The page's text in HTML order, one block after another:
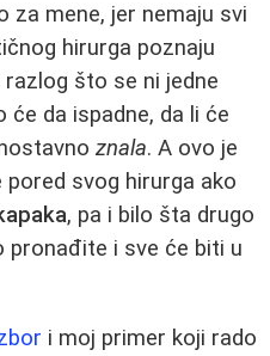
za mene, jer nemaju svi
hirurga poznaju
što se ni jedne
će da ispadne, da li će
znala. A ovo je
svog hirurga ako
, pa i bilo šta drugo
i sve će biti u
i moj primer koji rado